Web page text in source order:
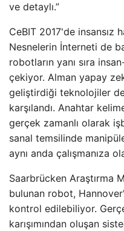
ve detaylı.”
CeBIT 2017'de insansız
Nesnelerin İnterneti de
robotların yanı sıra
çekiyor. Alman yapay
geliştirdiği teknolojiler
karşılandı. Anahtar
gerçek zamanlı olarak
sanal temsilinde
aynı anda çalışmanıza
Saarbrücken Araştırma
bulunan robot,
kontrol edilebiliyor.
karışımından oluşan